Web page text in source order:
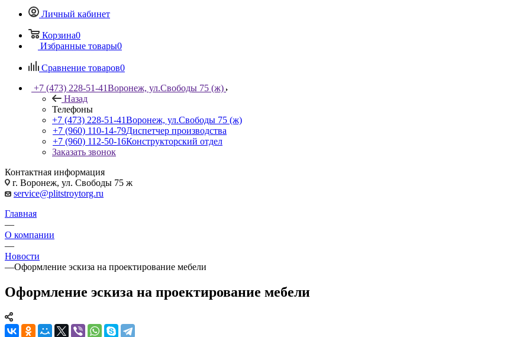
Личный кабинет
Корзина0
Избранные товары0
Сравнение товаров0
+7 (473) 228-51-41Воронеж, ул.Свободы 75 (ж)
Назад
Телефоны
+7 (473) 228-51-41Воронеж, ул.Свободы 75 (ж)
+7 (960) 110-14-79Диспетчер производства
+7 (960) 112-50-16Конструкторский отдел
Заказать звонок
Контактная информация
г. Воронеж, ул. Свободы 75 ж
service@plitstroytorg.ru
Главная
—
О компании
—
Новости
—Оформление эскиза на проектирование мебели
Оформление эскиза на проектирование мебели